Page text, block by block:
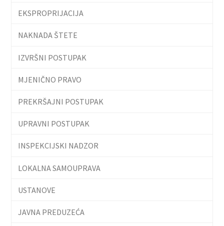
EKSPROPRIJACIJA
NAKNADA ŠTETE
IZVRŠNI POSTUPAK
MJENIČNO PRAVO
PREKRŠAJNI POSTUPAK
UPRAVNI POSTUPAK
INSPEKCIJSKI NADZOR
LOKALNA SAMOUPRAVA
USTANOVE
JAVNA PREDUZEĆA